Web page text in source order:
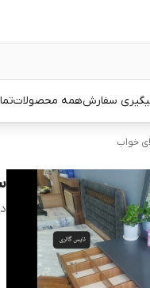
سفارشهمه محصولات
خواب